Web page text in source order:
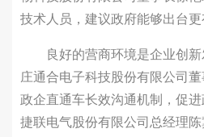
技术人员，建议政府能够出台更
良好的营商环境是企业创新
庄通合电子科技股份有限公司
政企直通车长效沟通机制，促
捷联电气股份有限公司总经理